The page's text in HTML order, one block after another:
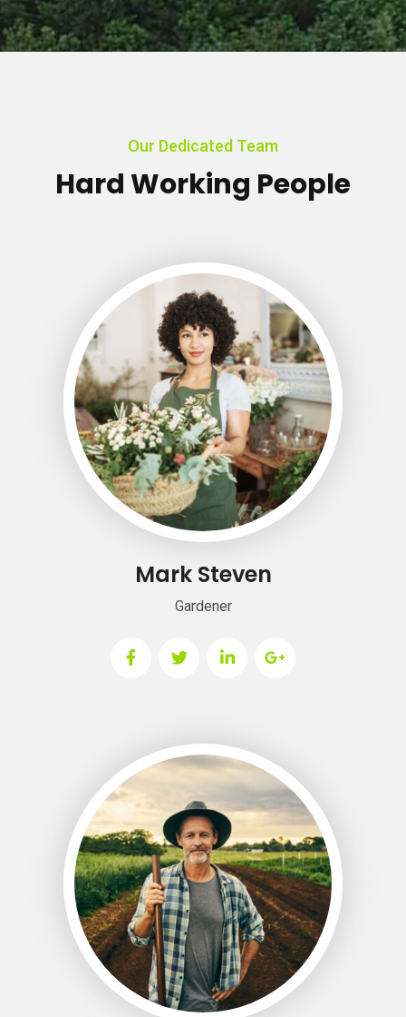
Our Dedicated Team
Hard Working People
Mark Steven
Gardener